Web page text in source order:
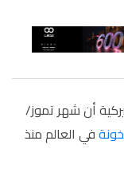
أن شهر تموز/
في العالم منذ